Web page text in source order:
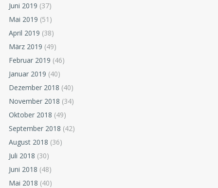
Juni 2019 (37)
Mai 2019 (51)
April 2019 (38)
März 2019 (49)
Februar 2019 (46)
Januar 2019 (40)
Dezember 2018 (40)
November 2018 (34)
Oktober 2018 (49)
September 2018 (42)
August 2018 (36)
Juli 2018 (30)
Juni 2018 (48)
Mai 2018 (40)